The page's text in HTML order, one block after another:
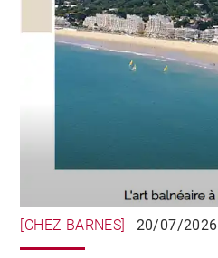
[CHEZ BARNES] 20/07/2026